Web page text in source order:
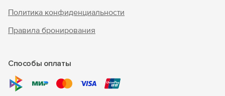
Политика конфиденциальности
Правила бронирования
Способы оплаты